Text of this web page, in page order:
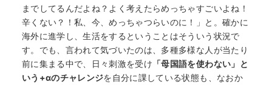
までしてるんだよね？よく考えたらめっちゃすごいよね！
辛くない？！私、今、めっちゃつらいのに！」と。確かに
海外に進学し、生活をするということはそういう状況で
す。でも、言われて気づいたのは、多種多様な人が当たり
前に集まる中で、日々刺激を受け 「母国語を使わない」と
いう+αのチャレンジを自分に課している状態も、なおか